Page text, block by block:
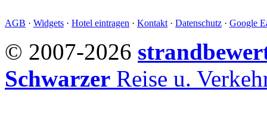
AGB · Widgets · Hotel eintragen · Kontakt · Datenschutz · Google
© 2007-2026
Schwarzer Reise u.